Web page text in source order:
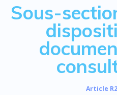
Sous-
Article